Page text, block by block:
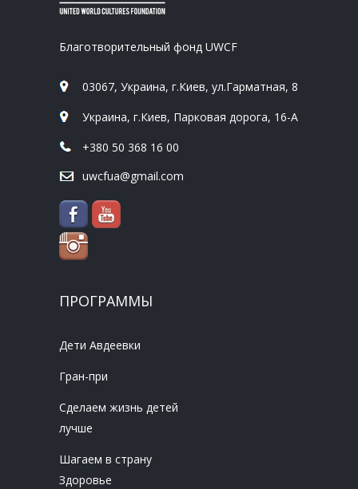
Благотворительный фонд UWCF
03067, Украина, г.Киев, ул.Гарматная, 8
Украина, г.Киев, Парковая дорога, 16-А
+380 50 368 16 00
uwcfua@gmail.com
ПРОГРАММЫ
Дети Авдеевки
Гран-при
Сделаем жизнь детей
лучше
Шагаем в страну
Здоровье